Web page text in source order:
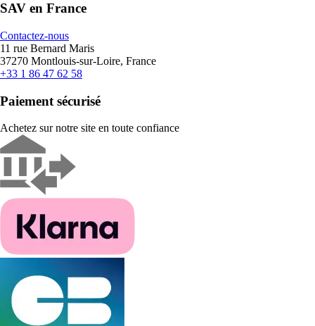
SAV en France
Contactez-nous
11 rue Bernard Maris
37270 Montlouis-sur-Loire, France
+33 1 86 47 62 58
Paiement sécurisé
Achetez sur notre site en toute confiance